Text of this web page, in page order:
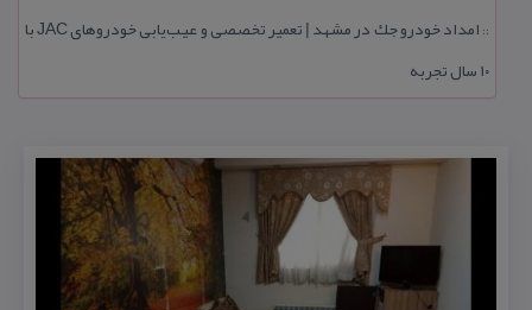
::
امداد خودرو جك در مشهد | تعمیر تخصصی و عیب‌یابی خودروهای JAC با
۱۰ سال تجربه